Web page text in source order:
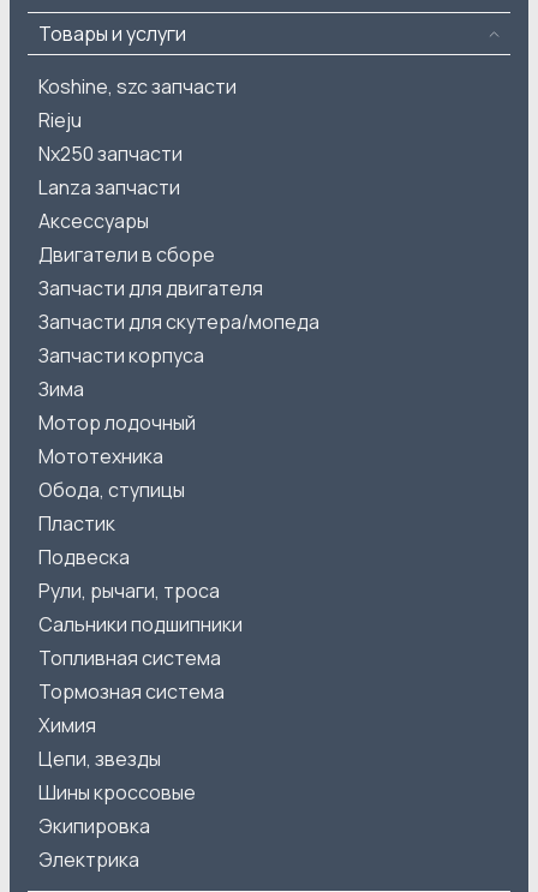
Товары и услуги
Koshine, szc запчасти
Rieju
Nx250 запчасти
Lanza запчасти
Аксессуары
Двигатели в сборе
Запчасти для двигателя
Запчасти для скутера/мопеда
Запчасти корпуса
Зима
Мотор лодочный
Мототехника
Обода, ступицы
Пластик
Подвеска
Рули, рычаги, троса
Сальники подшипники
Топливная система
Тормозная система
Химия
Цепи, звезды
Шины кроссовые
Экипировка
Электрика